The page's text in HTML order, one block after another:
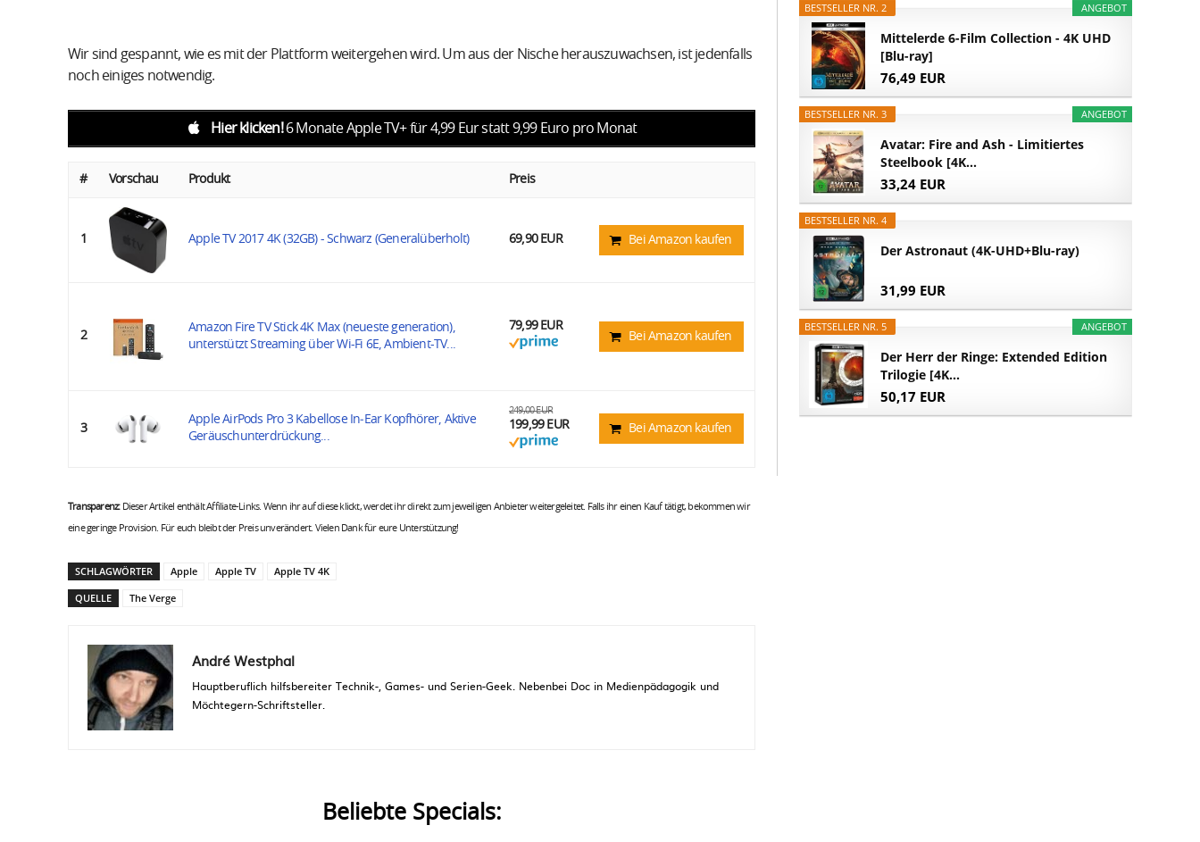
Wir sind gespannt, wie es mit der Plattform weitergehen wird. Um aus der Nische herauszuwachsen, ist jedenfalls
noch einiges notwendig.
Hier klicken!6 Monate Apple TV+ für 4,99 Eur statt 9,99 Euro pro Monat
# Vorschau Produkt Preis
1 Apple TV 2017 4K (32GB) - Schwarz (Generalüberholt) 69,90 EUR Bei Amazon kaufen
2
Amazon Fire TV Stick 4K Max (neueste generation),
unterstützt Streaming über Wi-Fi 6E, Ambient-TV...
79,99 EUR
Bei Amazon kaufen
3
Apple AirPods Pro 3 Kabellose In‑Ear Kopfhörer, Aktive
Geräuschunterdrückung...
249,00 EUR
199,99 EUR Bei Amazon kaufen
Transparenz:Dieser Artikel enthält Affiliate-Links. Wenn ihr auf diese klickt, werdet ihr direkt zum jeweiligen Anbieter weitergeleitet. Falls ihr einen Kauf tätigt, bekommen wir
eine geringe Provision. Für euch bleibt der Preis unverändert. Vielen Dank für eure Unterstützung!
SCHLAGWÖRTER Apple Apple TV
Apple TV 4K
QUELLE
The Verge
André Westphal
Hauptberuflich hilfsbereiter Technik-, Games- und Serien-Geek. Nebenbei Doc in Medienpädagogik und
Möchtegern-Schriftsteller.
Beliebte Specials:
ANGEBOT
BESTSELLER NR. 2
Mittelerde 6-Film Collection - 4K UHD
[Blu-ray]
76,49 EUR
ANGEBOT
BESTSELLER NR. 3
Avatar: Fire and Ash - Limitiertes
Steelbook [4K...
33,24 EUR
BESTSELLER NR. 4
Der Astronaut (4K-UHD+Blu-ray)
31,99 EUR
ANGEBOT
BESTSELLER NR. 5
Der Herr der Ringe: Extended Edition
Trilogie [4K...
50,17 EUR